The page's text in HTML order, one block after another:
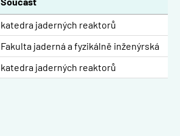
katedra jaderných reaktorů
Fakulta jaderná a fyzikálně inženýrská
katedra jaderných reaktorů